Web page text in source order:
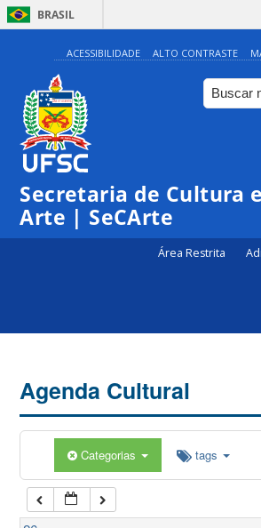
BRASIL
ACESSIBILIDADE ALTO CONTRASTE
Secretaria de Cultura e
Arte | SeCArte
Área Restrita
Agenda Cultural
Categorias tags